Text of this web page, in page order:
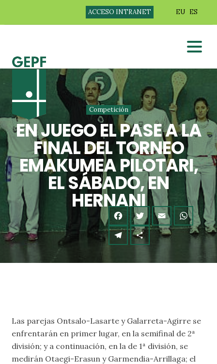
ACCESO INTRANET EU ES
Competición
EN JUEGO EL PASE A LA
FINAL DEL TORNEO
EMAKUMEA PILOTARI,
EL SÁBADO, EN
HERNANI
Las parejas Ontsalo-Lasarte y Galarreta-Agirre se
enfrentarán en primer lugar, en la semifinal de 2ª
división; y a continuación, en la de 1ª división, se
medirán Otaegi-Erasun y Garmendia-Arrillaga; el